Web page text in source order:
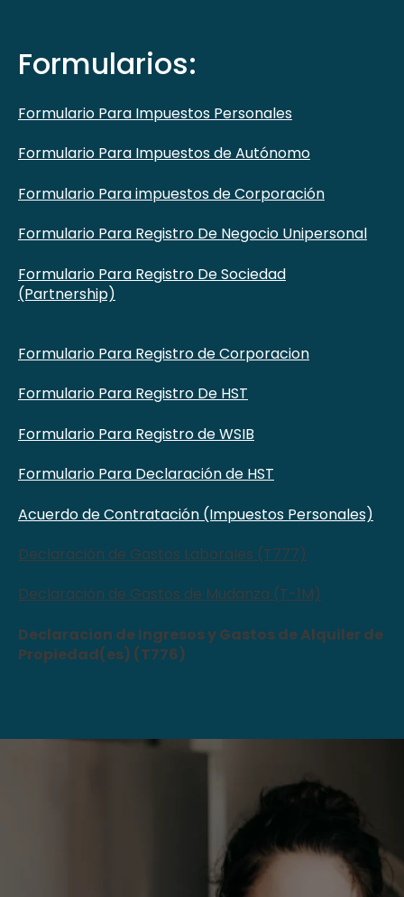
Formularios:
Formulario Para Impuestos Personales
Formulario Para Impuestos de Autónomo
Formulario Para impuestos de Corporación
Formulario Para Registro De Negocio Unipersonal
Formulario Para Registro De Sociedad
(Partnership)
Formulario Para Registro de Corporacion
Formulario Para Registro De HST
Formulario Para Registro de WSIB
Formulario Para Declaración de HST
Acuerdo de Contratación (Impuestos Personales)
Declaración de Gastos Laborales (T777)
Declaración de Gastos de Mudanza (T-1M)
Declaracion de Ingresos y Gastos de Alquiler de
Propiedad(es) (T776)